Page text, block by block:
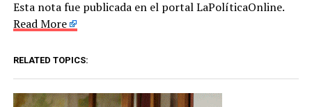
Esta nota fue publicada en el portal LaPolíticaOnline.
Read More
RELATED TOPICS: